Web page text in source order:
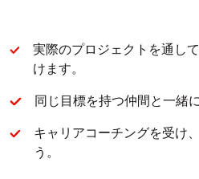
実際のプロジェクトを通し
けます。
同じ目標を持つ仲間と一緒
キャリアコーチングを受け
う。